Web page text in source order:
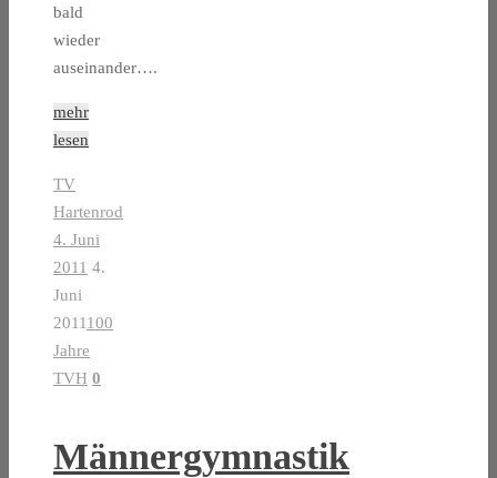
bald
wieder
auseinander….
mehr
lesen
TV
Hartenrod
4. Juni
2011 4.
Juni
2011100
Jahre
TVH 0
Männergymnastik